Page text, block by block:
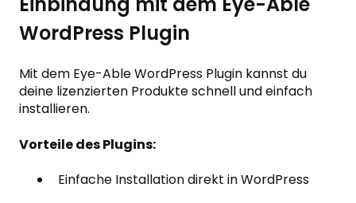
WordPress Plugin
Mit dem Eye-Able WordPress Plugin kannst du
deine lizenzierten Produkte schnell und einfach
installieren.
Vorteile des Plugins:
Einfache Installation direkt in WordPress